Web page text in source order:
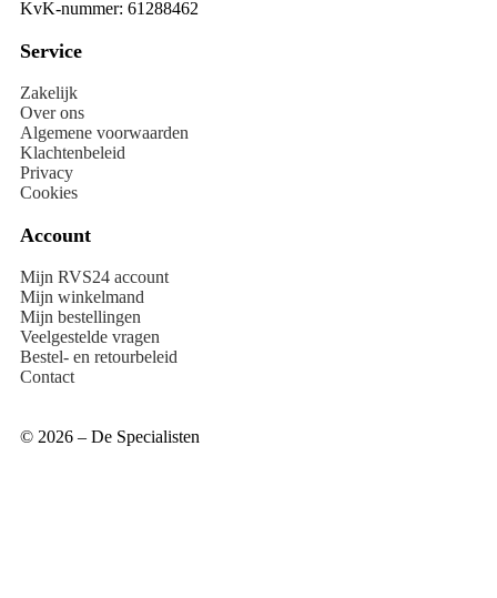
KvK-nummer: 61288462
Service
Zakelijk
Over ons
Algemene voorwaarden
Klachtenbeleid
Privacy
Cookies
Account
Mijn RVS24 account
Mijn winkelmand
Mijn bestellingen
Veelgestelde vragen
Bestel- en retourbeleid
Contact
© 2026 – De Specialisten